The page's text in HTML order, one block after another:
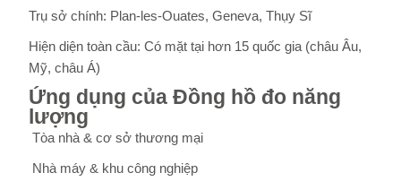
Trụ sở chính: Plan-les-Ouates, Geneva, Thụy Sĩ
Hiện diện toàn cầu: Có mặt tại hơn 15 quốc gia (châu Âu,
Mỹ, châu Á)
Ứng dụng của Đồng hồ đo năng
lượng
Tòa nhà & cơ sở thương mại
Nhà máy & khu công nghiệp